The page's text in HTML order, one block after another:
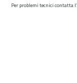
Per problemi tecnici contatta l’